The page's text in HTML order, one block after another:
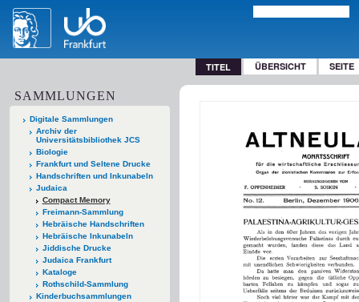
TITEL ÜBERSICHT SEITE
SAMMLUNGEN
Digitale Sammlungen
Archiv der
Universitätsbibliothek JCS
Biologie
Frankfurt und Seltene Drucke
Handschriften und Inkunabeln
Judaica
Compact Memory
Freimann-Sammlung
Hebräische Handschriften
Hebräische Inkunabeln
Jiddische Drucke
Judaica Frankfurt
Kataloge
Rothschild-Sammlung
Kinderbuchsammlungen